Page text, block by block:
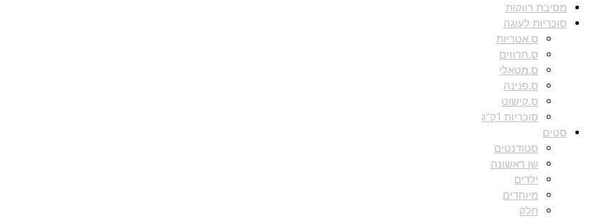
מסיבת רווקות
סוכריות לעוגה
ס.אטריות
ס.חרוזים
ס.מטאלי
ס.פנינה
ס.קישוט
סוכריות 1ק"ג
סטים
סטודנטים
שן ראשונה
ילדים
מיוחדים
חלק